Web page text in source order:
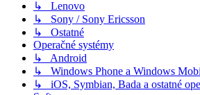
↳ Lenovo
↳ Sony / Sony Ericsson
↳ Ostatné
Operačné systémy
↳ Android
↳ Windows Phone a Windows
↳ iOS, Symbian, Bada a ostatné